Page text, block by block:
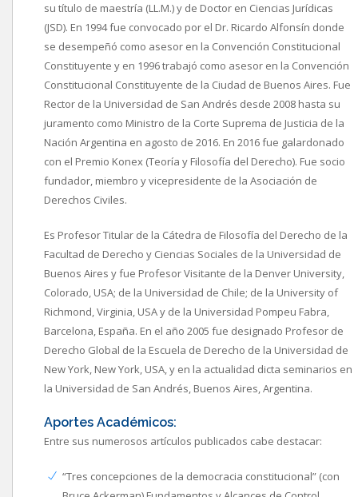
su título de maestría (LL.M.) y de Doctor en Ciencias Jurídicas
(JSD). En 1994 fue convocado por el Dr. Ricardo Alfonsín donde
se desempeñó como asesor en la Convención Constitucional
Constituyente y en 1996 trabajó como asesor en la Convención
Constitucional Constituyente de la Ciudad de Buenos Aires. Fue
Rector de la Universidad de San Andrés desde 2008 hasta su
juramento como Ministro de la Corte Suprema de Justicia de la
Nación Argentina en agosto de 2016. En 2016 fue galardonado
con el Premio Konex (Teoría y Filosofía del Derecho). Fue socio
fundador, miembro y vicepresidente de la Asociación de
Derechos Civiles.
Es Profesor Titular de la Cátedra de Filosofía del Derecho de la
Facultad de Derecho y Ciencias Sociales de la Universidad de
Buenos Aires y fue Profesor Visitante de la Denver University,
Colorado, USA; de la Universidad de Chile; de la University of
Richmond, Virginia, USA y de la Universidad Pompeu Fabra,
Barcelona, España. En el año 2005 fue designado Profesor de
Derecho Global de la Escuela de Derecho de la Universidad de
New York, New York, USA, y en la actualidad dicta seminarios en
la Universidad de San Andrés, Buenos Aires, Argentina.
Aportes Académicos:
Entre sus numerosos artículos publicados cabe destacar:
“Tres concepciones de la democracia constitucional” (con